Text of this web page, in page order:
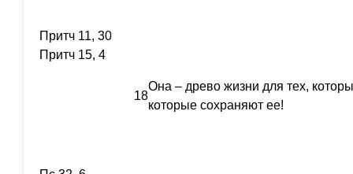
Притч 11, 30
Притч 15, 4
18
Она – древо жизни для тех,
которые сохраняют ее!